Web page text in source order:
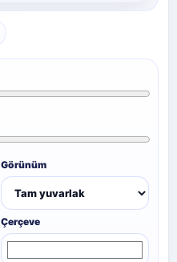
Görünüm
Çerçeve